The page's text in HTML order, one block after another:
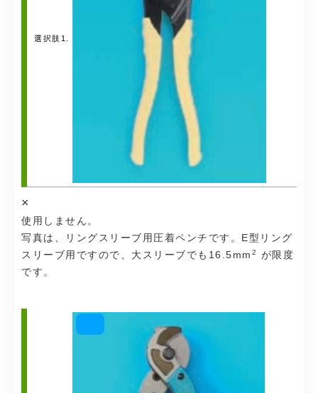
選択肢1.
×
使用しません。
写真は、リングスリーブ用圧着ペンチです。E型リング
スリーブ用ですので、大スリーブでも16.5mm 2
が限度
です。